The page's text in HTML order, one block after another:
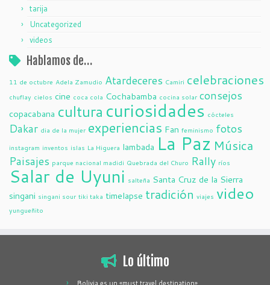
tarija
Uncategorized
videos
Hablamos de…
11 de octubre Adela Zamudio Atardeceres Camiri celebraciones
chuflay cielos cine coca cola Cochabamba cocina solar consejos
copacabana cultura curiosidades cócteles
Dakar dia de la mujer experiencias Fan feminismo fotos
instagram inventos islas La Higuera lambada La Paz Música
Paisajes parque nacional madidi Quebrada del Churo Rally ríos
Salar de Uyuni salteña Santa Cruz de la Sierra
singani singani sour tiki taka timelapse tradición viajes video
yungueñito
Lo último